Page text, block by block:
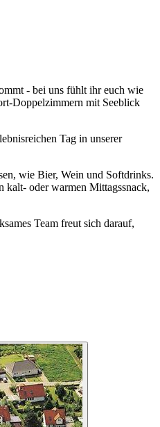
- bei uns fühlt ihr euch wie
Doppelzimmern mit Seeblick
Tag in unserer
wie Bier, Wein und Softdrinks.
kalt- oder warmen Mittagssnack,
Team freut sich darauf,